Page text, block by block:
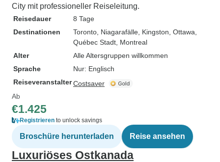
City mit professioneller Reiseleitung.
Reisedauer
8 Tage
Destinationen
Toronto , Niagarafälle , Kingston , Ottawa
Québec Stadt , Montreal
Alter
Alle Altersgruppen willkommen
Sprache
Nur: Englisch
ReiseveranstalterCostsaver
Ab
€1.425
Registrieren to unlock savings
Broschüre herunterladen Reise ansehen
Luxuriöses Ostkanada